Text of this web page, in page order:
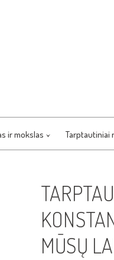
ir mokslas Tarptautiniai
MŪSŲ